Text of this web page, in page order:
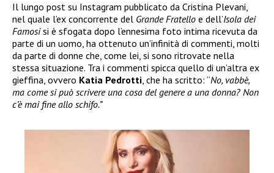
Il lungo post su Instagram pubblicato da Cristina Plevani,
nel quale l’ex concorrente del Grande Fratello e dell’Isola dei
Famosisi è sfogata dopo l’ennesima foto intima ricevuta da
parte di un uomo, ha ottenuto un’infinità di commenti, molti
da parte di donne che, come lei, si sono ritrovate nella
stessa situazione. Tra i commenti spicca quello di un’altra ex
gieffina, ovvero Katia Pedrotti, che ha scritto: “No, vabbè,
ma come si può scrivere una cosa del genere a una donna? Non
c’è mai fine allo schifo.”